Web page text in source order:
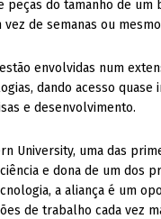
peças do tamanho de um
de semanas ou
envolvidas num
dando acesso quase
e desenvolvimento.
University, uma das
e dona de um dos
a aliança é um
de trabalho cada vez